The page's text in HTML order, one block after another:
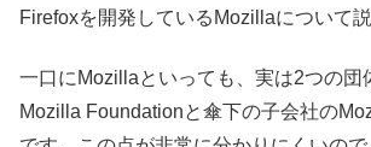
Firefoxを開発しているMozillaについて説
一口にMozillaといっても、実は2つの団
Mozilla Foundationと傘下の子会社の